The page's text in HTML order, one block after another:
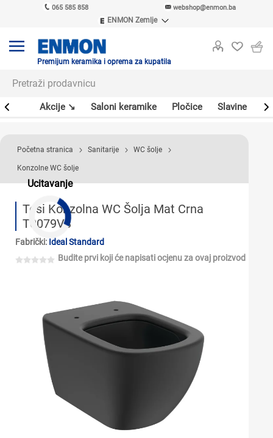
065 585 858 webshop@enmon.ba
ENMON Zemlje
ENMON MKD
Premijum keramika i oprema za kupatila
Akcije ↘ Saloni keramike Pločice Slavine
Ucitavanje
Početna stranica Sanitarije WC šolje
Konzolne WC šolje
Tesi Konzolna WC Šolja Mat Crna
T0079V3
Fabrički: Ideal Standard
Budite prvi koji će napisati ocjenu za ovaj proizvod